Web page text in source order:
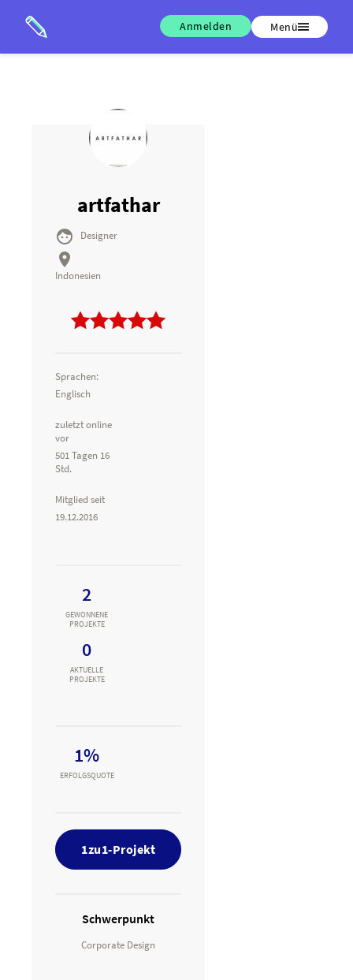
Anmelden Menü
artfathar
 Designer

Indonesien
Sprachen:
Englisch
zuletzt online
vor
501 Tagen 16
Std.
Mitglied seit
19.12.2016
2
GEWONNENE
PROJEKTE
0
AKTUELLE
PROJEKTE
1%
ERFOLGSQUOTE
1zu1-Projekt
Schwerpunkt
Corporate Design